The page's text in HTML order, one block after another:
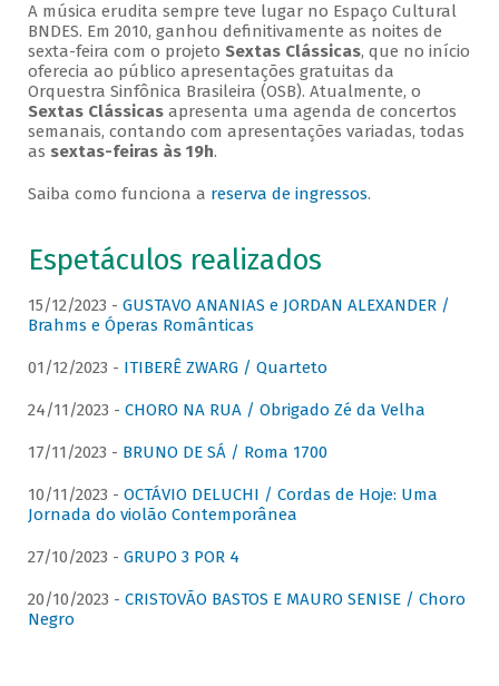
A música erudita sempre teve lugar no Espaço Cultural
BNDES. Em 2010, ganhou definitivamente as noites de
sexta-feira com o projeto Sextas Clássicas, que no início
oferecia ao público apresentações gratuitas da
Orquestra Sinfônica Brasileira (OSB). Atualmente, o
Sextas Clássicasapresenta uma agenda de concertos
semanais, contando com apresentações variadas, todas
as sextas-feiras às 19h.
Saiba como funciona a reserva de ingressos.
Espetáculos realizados
15/12/2023 - GUSTAVO ANANIAS e JORDAN ALEXANDER /
Brahms e Óperas Românticas
01/12/2023 - ITIBERÊ ZWARG / Quarteto
24/11/2023 - CHORO NA RUA / Obrigado Zé da Velha
17/11/2023 - BRUNO DE SÁ / Roma 1700
10/11/2023 - OCTÁVIO DELUCHI / Cordas de Hoje: Uma
Jornada do violão Contemporânea
27/10/2023 - GRUPO 3 POR 4
20/10/2023 - CRISTOVÃO BASTOS E MAURO SENISE / Choro
Negro